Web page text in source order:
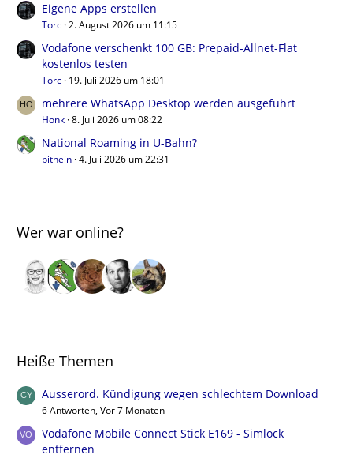
Eigene Apps erstellen
Torc 2. August 2026 um 11:15
Vodafone verschenkt 100 GB: Prepaid-Allnet-Flat
kostenlos testen
Torc 19. Juli 2026 um 18:01
mehrere WhatsApp Desktop werden ausgeführt
Honk 8. Juli 2026 um 08:22
National Roaming in U-Bahn?
pithein 4. Juli 2026 um 22:31
Wer war online?
Heiße Themen
Ausserord. Kündigung wegen schlechtem Download
6 Antworten, Vor 7 Monaten
Vodafone Mobile Connect Stick E169 - Simlock
entfernen